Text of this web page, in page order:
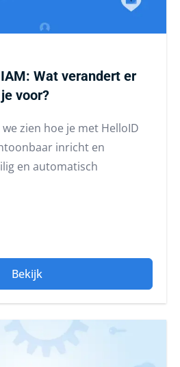
Wat verandert er
voor?
zien hoe je met HelloID
inricht en
en automatisch
Bekijk